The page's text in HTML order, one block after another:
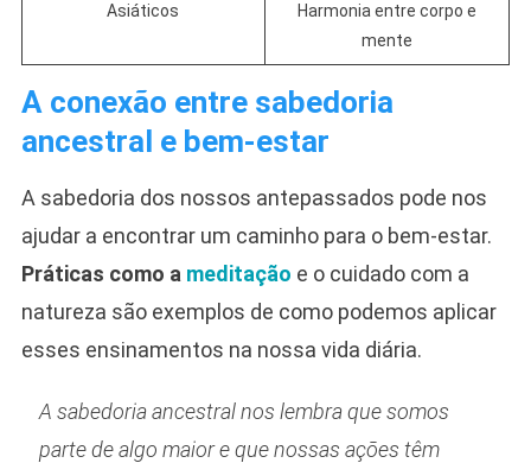
Asiáticos
Harmonia entre corpo e
mente
A conexão entre sabedoria
ancestral e bem-estar
A sabedoria dos nossos antepassados pode nos
ajudar a encontrar um caminho para o bem-estar.
Práticas como a meditação e o cuidado com a
natureza são exemplos de como podemos aplicar
esses ensinamentos na nossa vida diária.
A sabedoria ancestral nos lembra que somos
parte de algo maior e que nossas ações têm